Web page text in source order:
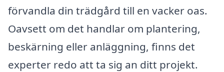
förvandla din trädgård till en vacker oas.
Oavsett om det handlar om plantering,
beskärning eller anläggning, finns det
experter redo att ta sig an ditt projekt.